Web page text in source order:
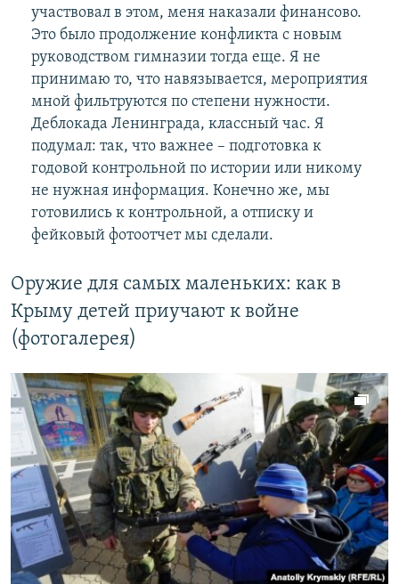
участвовал в этом, меня наказали финансово.
Это было продолжение конфликта с новым
руководством гимназии тогда еще. Я не
принимаю то, что навязывается, мероприятия
мной фильтруются по степени нужности.
Деблокада Ленинграда, классный час. Я
подумал: так, что важнее – подготовка к
годовой контрольной по истории или никому
не нужная информация. Конечно же, мы
готовились к контрольной, а отписку и
фейковый фотоотчет мы сделали.
Оружие для самых маленьких: как в
Крыму детей приучают к войне
(фотогалерея)